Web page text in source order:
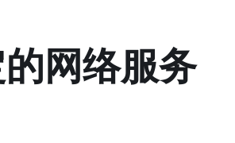
网络服务